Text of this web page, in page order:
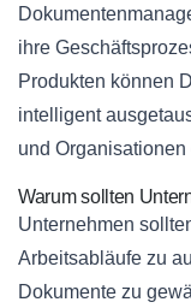
ihre
Produkten können
intelligent
und
Warum sollten
Unternehmen
Arbeitsabläufe zu
Dokumente zu